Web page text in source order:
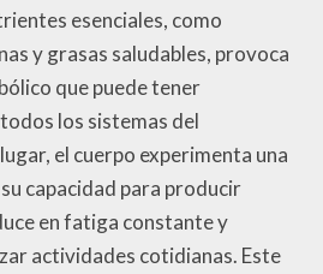
esenciales, como
y grasas saludables, provoca
que puede tener
los sistemas del
el cuerpo experimenta una
capacidad para producir
en fatiga constante y
actividades cotidianas. Este